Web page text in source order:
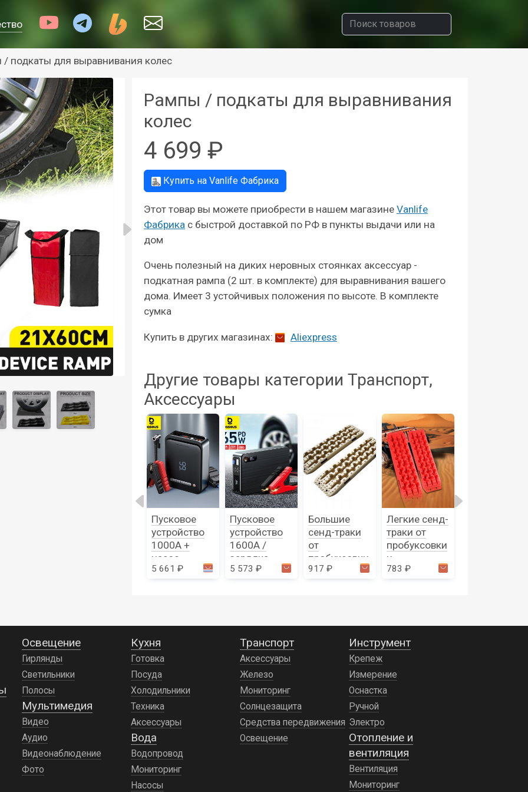
подкаты для выравнивания колес
Рампы / подкаты для выравнивания
колес
4 699 ₽
Купить на Vanlife Фабрика
Этот товар вы можете приобрести в нашем магазине Vanlife
Фабрика с быстрой доставкой по РФ в пункты выдачи или на
дом
Очень полезный на диких неровных стоянках аксессуар -
подкатная рампа (2 шт. в комплекте) для выравнивания вашего
дома. Имеет 3 устойчивых положения по высоте. В комплекте
сумка
Купить в других магазинах: Aliexpress
Другие товары категории Транспорт,
Аксессуары
Пусковое
устройство
1000A +
насос-
компрессор
5 661 ₽
Пусковое
устройство
1600A /
зарядка
Baseus
5 573 ₽
Большие
сенд-траки
от
пробуксовки
и
917 ₽
Легкие сенд-
траки от
пробуксовки
и
застревания
783 ₽
Освещение
Гирлянды
Светильники
Полосы
Мультимедия
Видео
Аудио
Видеонаблюдение
Фото
Кухня
Готовка
Посуда
Холодильники
Техника
Аксессуары
Вода
Водопровод
Мониторинг
Насосы
Транспорт
Аксессуары
Железо
Мониторинг
Солнцезащита
Средства передвижения
Освещение
Инструмент
Крепеж
Измерение
Оснастка
Ручной
Электро
Отопление и
вентиляция
Вентиляция
Мониторинг